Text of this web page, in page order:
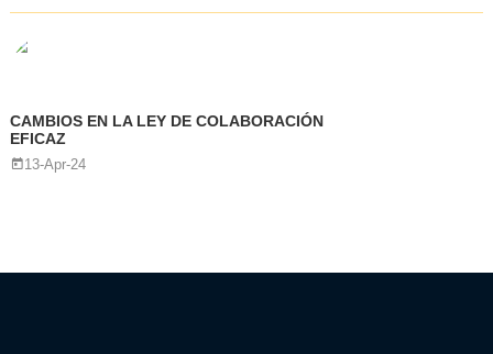
CAMBIOS EN LA LEY DE COLABORACIÓN
EFICAZ
13-Apr-24